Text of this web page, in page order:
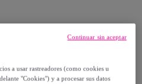
a usar rastreadores (como cookies u
"Cookies") y a procesar sus datos
Continuar sin aceptar